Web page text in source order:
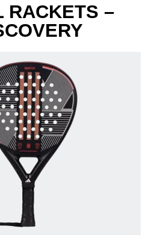
RACKETS –